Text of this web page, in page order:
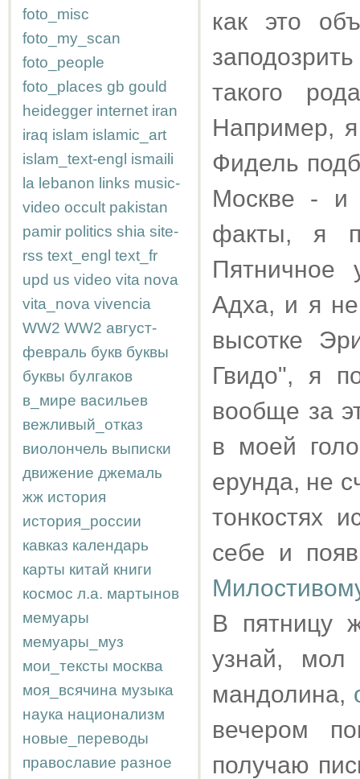
foto_misc
foto_my_scan
foto_people
foto_places gb gould
heidegger internet iran
iraq islam islamic_art
islam_text-engl ismaili
la lebanon links music-
video occult pakistan
pamir politics shia site-
rss text_engl text_fr
upd us video vita nova
vita_nova vivencia
WW2 WW2 август-
февраль букв буквы
буквы булгаков
в_мире васильев
вежливый_отказ
виолончель выписки
движение джемаль
жж история
история_россии
кавказ календарь
карты китай книги
космос л.а. мартынов
мемуары
мемуары_муз
мои_тексты москва
моя_всячина музыка
наука национализм
новые_переводы
православие разное
как это
такого
Например,
Фидель
Москве - и
факты, я
Адха, и я
высотке
Гвидо", я
вообще за
в моей
ерунда, не
тонкостях
себе и
В пятницу
узнай, мол
мандолина,
вечером
получаю